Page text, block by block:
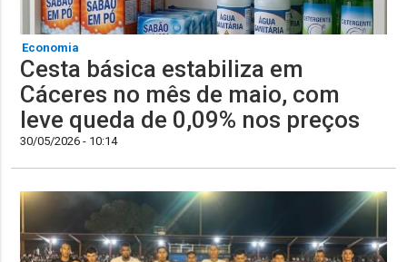
Economia
Cesta básica estabiliza em
Cáceres no mês de maio, com
leve queda de 0,09% nos preços
30/05/2026 - 10:14